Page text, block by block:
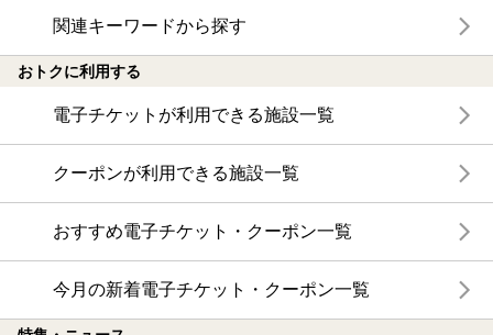
関連キーワードから探す
おトクに利用する
電子チケットが利用できる施設一覧
クーポンが利用できる施設一覧
おすすめ電子チケット・クーポン一覧
今月の新着電子チケット・クーポン一覧